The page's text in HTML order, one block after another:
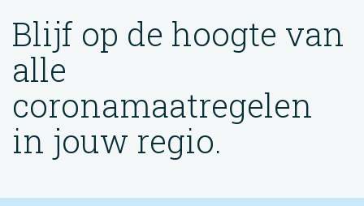
Blijf op de hoogte van
alle
coronamaatregelen
in jouw regio.